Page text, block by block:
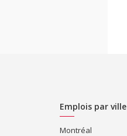
Emplois par ville
Montréal